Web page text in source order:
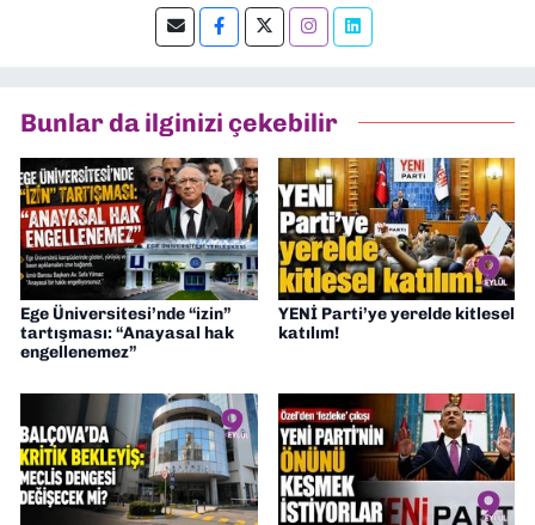
editörlük yapıyorum.
Bunlar da ilginizi çekebilir
Ege Üniversitesi’nde “izin”
tartışması: “Anayasal hak
engellenemez”
YENİ Parti’ye yerelde kitlesel
katılım!